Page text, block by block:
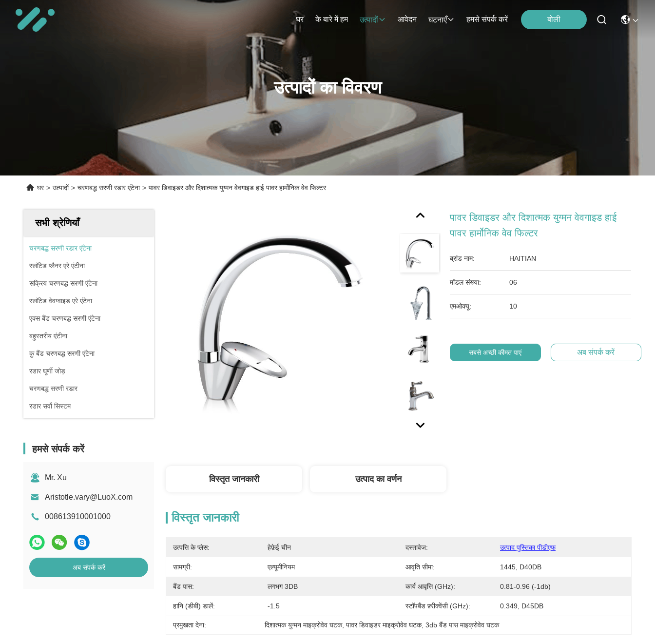
घर के बारे में हम उत्पादों आवेदन घटनाएँ हमसे संपर्क करें बोली
उत्पादों का विवरण
घर > उत्पादों > चरणबद्ध सरणी रडार एंटेना > पावर डिवाइडर और दिशात्मक युग्मन वेवगाइड हाई पावर हार्मोनिक वेव फिल्टर
सभी श्रेणियाँ
चरणबद्ध सरणी रडार एंटेना
स्लॉटेड प्लैनर एरे एंटीना
सक्रिय चरणबद्ध सरणी एंटेना
स्लॉटेड वेवग्वाइड एरे एंटेना
एक्स बैंड चरणबद्ध सरणी एंटेना
बहुस्तरीय एंटीना
कु बैंड चरणबद्ध सरणी एंटेना
रडार घूर्णी जोड़
चरणबद्ध सरणी रडार
रडार सर्वो सिस्टम
हमसे संपर्क करें
Mr. Xu
Aristotle.vary@LuoX.com
008613910001000
अब संपर्क करें
पावर डिवाइडर और दिशात्मक युग्मन वेवगाइड हाई
पावर हार्मोनिक वेव फिल्टर
ब्रांड नाम: HAITIAN
मॉडल संख्या: 06
एमओक्यू: 10
सबसे अच्छी कीमत पाएं अब संपर्क करें
विस्तृत जानकारी उत्पाद का वर्णन
विस्तृत जानकारी
उत्पत्ति के प्लेस: हेफ़ेई चीन दस्तावेज: उत्पाद पुस्तिका पीडीएफ
सामग्री: एल्यूमीनियम आवृति सीमा: 1445, D40DB
बैंड पास: लगभग 3DB कार्य आवृत्ति (GHz): 0.81-0.96 (-1db)
हानि (डीबी) डालें: -1.5 स्टॉपबैंड फ़्रीक्वेंसी (GHz): 0.349, D45DB
प्रमुखता देना: दिशात्मक युग्मन माइक्रोवेव घटक, पावर डिवाइडर माइक्रोवेव घटक, 3db बैंड पास माइक्रोवेव घटक